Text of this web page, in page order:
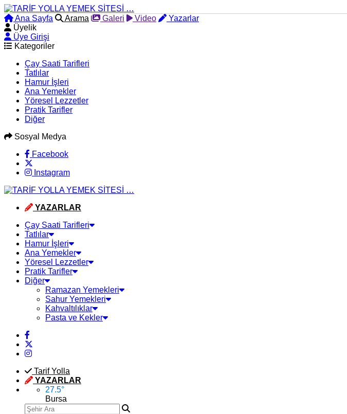
Ana Sayfa Arama Galeri Video
Yazarlar
Üyelik
Üye Girişi
Kategoriler
Çay Saati Tarifleri
Tatlılar
Hamur İşleri
Ana Yemekler
Yöresel Lezzetler
Pratik Tarifler
Diğer
Sosyal Medya
Facebook
Instagram
YAZARLAR
Çay Saati Tarifleri
Tatlılar
Hamur İşleri
Ana Yemekler
Yöresel Lezzetler
Pratik Tarifler
Diğer
Ramazan Yemekleri
Sahur Yemekleri
Kahvaltılıklar
Pasta ve Kekler
Tarif Yolla
YAZARLAR
27.5°
Bursa